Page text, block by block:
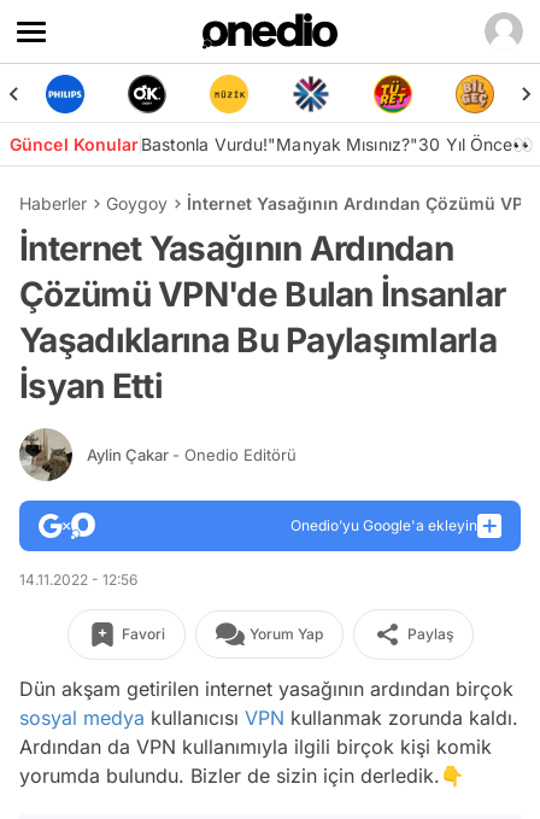
Güncel KonularBastonla Vurdu!"Manyak Mısınız?"30 Yıl Önce👀
Haberler Goygoy İnternet Yasağının Ardından Çözümü
İnternet Yasağının Ardından
Çözümü VPN'de Bulan İnsanlar
Yaşadıklarına Bu Paylaşımlarla
İsyan Etti
Aylin Çakar - Onedio Editörü
Onedio’yu Google'a ekleyin
14.11.2022 - 12:56
Favori Yorum Yap Paylaş
Dün akşam getirilen internet yasağının ardından birçok
sosyal medya kullanıcısı VPN kullanmak zorunda kaldı.
Ardından da VPN kullanımıyla ilgili birçok kişi komik
yorumda bulundu. Bizler de sizin için derledik.👇